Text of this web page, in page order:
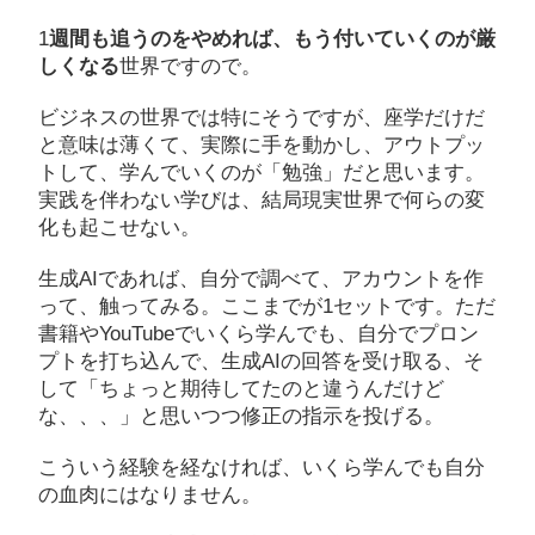
1週間も追うのをやめれば、もう付いていくのが厳
しくなる世界ですので。
ビジネスの世界では特にそうですが、座学だけだ
と意味は薄くて、実際に手を動かし、アウトプッ
トして、学んでいくのが「勉強」だと思います。
実践を伴わない学びは、結局現実世界で何らの変
化も起こせない。
生成AIであれば、自分で調べて、アカウントを作
って、触ってみる。ここまでが1セットです。ただ
書籍やYouTubeでいくら学んでも、自分でプロン
プトを打ち込んで、生成AIの回答を受け取る、そ
して「ちょっと期待してたのと違うんだけど
な、、、」と思いつつ修正の指示を投げる。
こういう経験を経なければ、いくら学んでも自分
の血肉にはなりません。